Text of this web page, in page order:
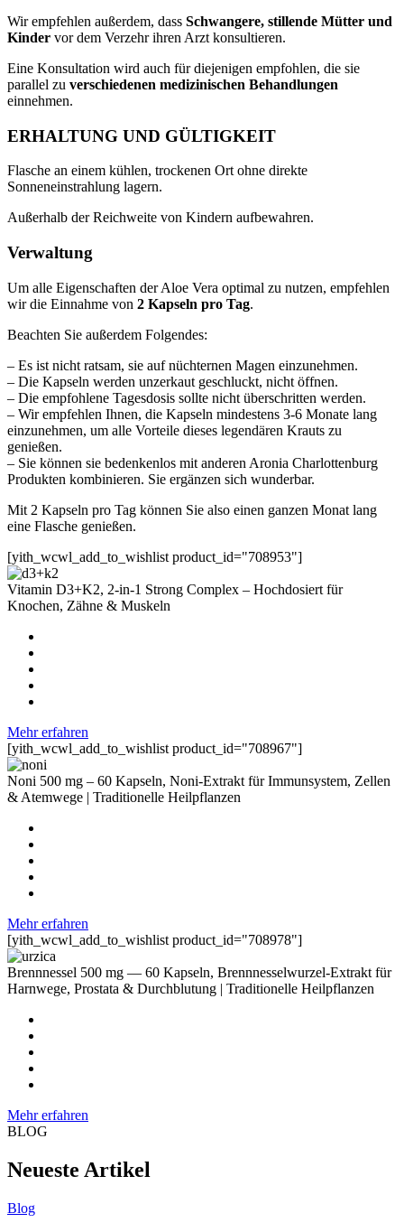
Wir empfehlen außerdem, dass Schwangere, stillende Mütter und
Kinder vor dem Verzehr ihren Arzt konsultieren.
Eine Konsultation wird auch für diejenigen empfohlen, die sie
parallel zu verschiedenen medizinischen Behandlungen
einnehmen.
ERHALTUNG UND GÜLTIGKEIT
Flasche an einem kühlen, trockenen Ort ohne direkte
Sonneneinstrahlung lagern.
Außerhalb der Reichweite von Kindern aufbewahren.
Verwaltung
Um alle Eigenschaften der Aloe Vera optimal zu nutzen, empfehlen
wir die Einnahme von 2 Kapseln pro Tag.
Beachten Sie außerdem Folgendes:
– Es ist nicht ratsam, sie auf nüchternen Magen einzunehmen.
– Die Kapseln werden unzerkaut geschluckt, nicht öffnen.
– Die empfohlene Tagesdosis sollte nicht überschritten werden.
– Wir empfehlen Ihnen, die Kapseln mindestens 3-6 Monate lang
einzunehmen, um alle Vorteile dieses legendären Krauts zu
genießen.
– Sie können sie bedenkenlos mit anderen Aronia Charlottenburg
Produkten kombinieren. Sie ergänzen sich wunderbar.
Mit 2 Kapseln pro Tag können Sie also einen ganzen Monat lang
eine Flasche genießen.
[yith_wcwl_add_to_wishlist product_id="708953"]
Vitamin D3+K2, 2-in-1 Strong Complex – Hochdosiert für
Knochen, Zähne & Muskeln
Mehr erfahren
[yith_wcwl_add_to_wishlist product_id="708967"]
Noni 500 mg – 60 Kapseln, Noni-Extrakt für Immunsystem, Zellen
& Atemwege | Traditionelle Heilpflanzen
Mehr erfahren
[yith_wcwl_add_to_wishlist product_id="708978"]
Brennnessel 500 mg — 60 Kapseln, Brennnesselwurzel-Extrakt für
Harnwege, Prostata & Durchblutung | Traditionelle Heilpflanzen
Mehr erfahren
BLOG
Neueste Artikel
Blog